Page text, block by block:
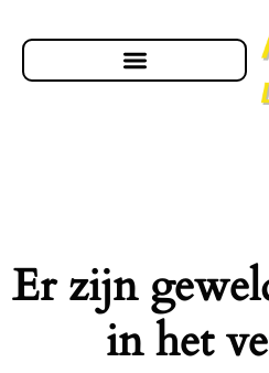
Er zijn
in het